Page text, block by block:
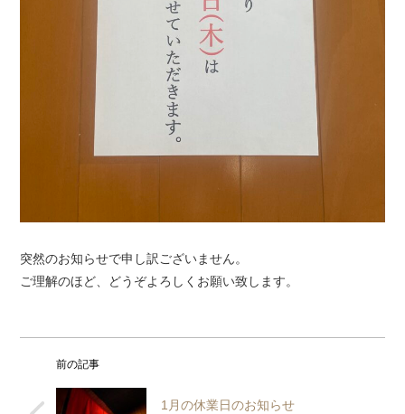
突然のお知らせで申し訳ございません。
ご理解のほど、どうぞよろしくお願い致します。
前の記事
1月の休業日のお知らせ